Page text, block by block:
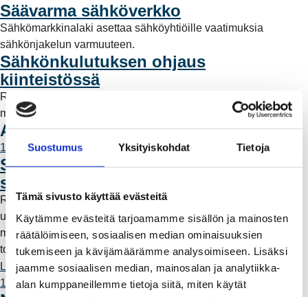
Suostumus Yksityiskohdat Tietoja
Tämä sivusto käyttää evästeitä
Käytämme evästeitä tarjoamamme sisällön ja mainosten
räätälöimiseen, sosiaalisen median ominaisuuksien
tukemiseen ja kävijämäärämme analysoimiseen. Lisäksi
jaamme sosiaalisen median, mainosalan ja analytiikka-
alan kumppaneillemme tietoja siitä, miten käytät
Säävarma sähköverkko
Sähkömarkkinalaki asettaa sähköyhtiöille vaatimuksia
sähkönjakelun varmuuteen.
Sähkönkulutuksen ohjaus
kiinteistössä
Rauman Energia Sähköverkko tarjoaa mahdollisuuden
muuttaa sähkönkulutuksen ohjausta myöhempään.
Ajankohtaista: Sähköverkko
11.6.2026 12:00
Säävarma sähköverkko rakentuu
saaristoon
Rauman Energia on vahvistanut saariston sähköverkkoa
uudella maa- ja merikaapeliyhteydellä. Työn myötä alueelle
muodostuu rengasverkkoyhteys, joka parantaa sähkönjakelun
toimintavarmuutta ja vähentää myrskyille alttiita ilmalinjoja.
Lue lisää
11.6.2026 12:00